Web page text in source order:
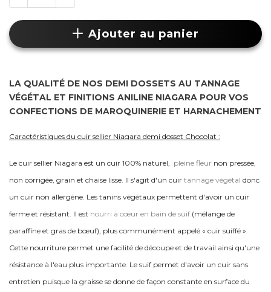
Ajouter au panier
LA QUALITÉ DE NOS DEMI DOSSETS AU TANNAGE
VÉGÉTAL ET FINITIONS ANILINE NIAGARA POUR VOS
CONFECTIONS DE MAROQUINERIE ET HARNACHEMENT
Caractéristiques du cuir sellier Niagara demi dosset Chocolat :
Le cuir sellier Niagara est un cuir 100% naturel, pleine fleur non pressée,
non corrigée, grain et chaise lisse. Il s'agit d'un cuir tannage végétal donc
un cuir non allergène. Les tanins végétaux permettent d'avoir un cuir
ferme et résistant. Il est nourri à cœur en bain de suif (mélange de
paraffine et gras de bœuf), plus communément appelé « cuir suiffé ».
Cette nourriture permet une facilité de découpe et de travail ainsi qu'une
résistance à l'eau plus importante. Le suif permet d'avoir un cuir sans
entretien puisque la graisse se donne de façon constante en surface du